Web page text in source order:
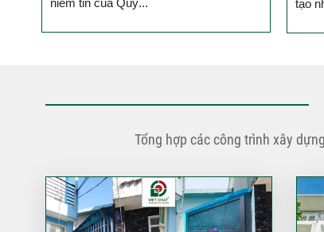
niềm tin của Quý...
tạo
Tổng hợp các công trình xây